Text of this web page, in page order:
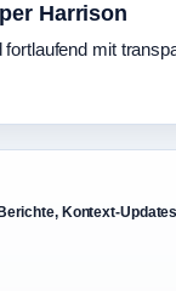
Harrison
mit
Kontext-